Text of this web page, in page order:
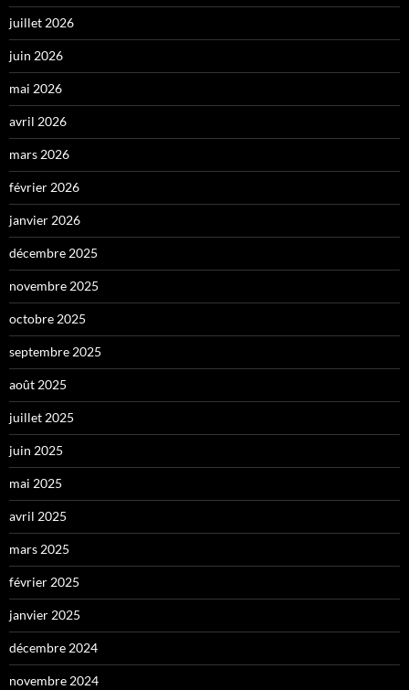
juillet 2026
juin 2026
mai 2026
avril 2026
mars 2026
février 2026
janvier 2026
décembre 2025
novembre 2025
octobre 2025
septembre 2025
août 2025
juillet 2025
juin 2025
mai 2025
avril 2025
mars 2025
février 2025
janvier 2025
décembre 2024
novembre 2024